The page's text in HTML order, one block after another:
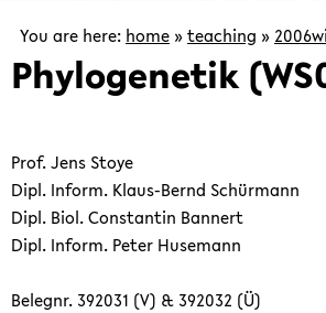
focused
the
methods
You are here: home »teaching »
Phylogenetik
Prof. Jens Stoye
Dipl. Inform. Klaus-Bernd Schürmann
Dipl. Biol. Constantin Bannert
Dipl. Inform. Peter Husemann
Belegnr. 392031 (V) & 392032 (Ü)